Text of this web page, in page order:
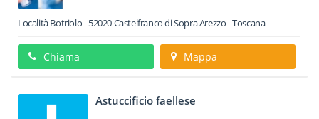
Località Botriolo-52020Castelfranco di SopraArezzo -Toscana
Chiama Mappa
Astuccificio faellese